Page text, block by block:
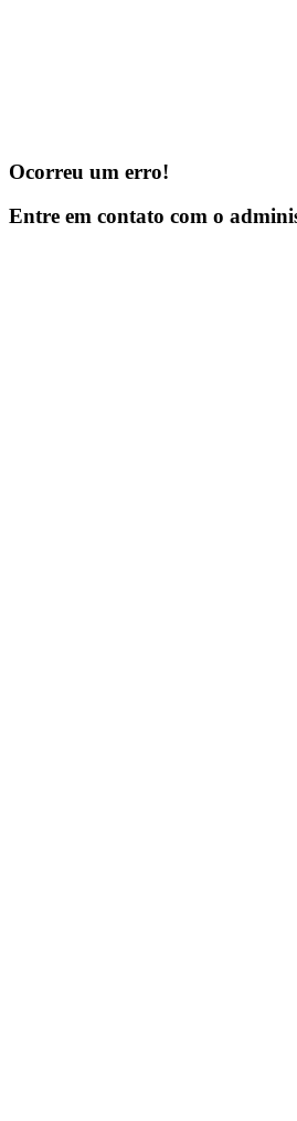
Ocorreu um erro!
Entre em contato com o